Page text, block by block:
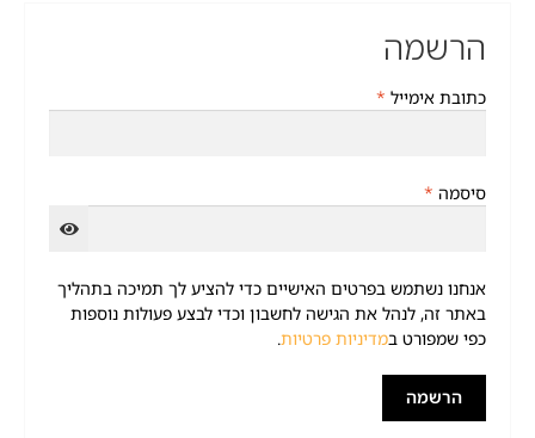
הרשמה
כתובת אימייל *
סיסמה *
אנחנו נשתמש בפרטים האישיים כדי להציע לך תמיכה בתהליך
באתר זה, לנהל את הגישה לחשבון וכדי לבצע פעולות נוספות
כפי שמפורט במדיניות פרטיות.
הרשמה